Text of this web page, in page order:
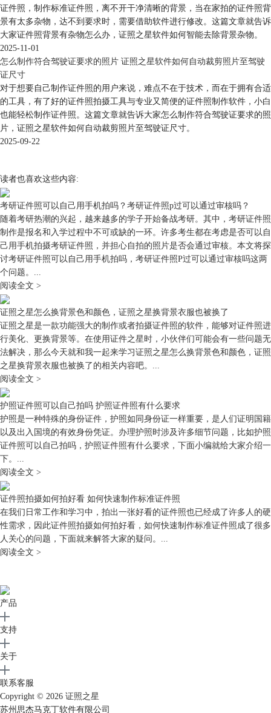
证件照，制作标准证件照，离不开干净清晰的背景，当在家拍的证件照背
景有太多杂物，达不到要求时，需要借助软件进行修改。这篇文章就告诉
大家证件照背景有杂物怎么办，证照之星软件如何智能去除背景杂物。
2025-11-01
怎么制作符合驾驶证要求的照片 证照之星软件如何自动裁剪照片至驾驶
证尺寸
对于想要自己制作证件照的用户来说，难点不在于技术，而在于拥有合适
的工具，有了好的证件照拍摄工具与专业又简便的证件照制作软件，小白
也能轻松制作证件照。这篇文章就告诉大家怎么制作符合驾驶证要求的照
片，证照之星软件如何自动裁剪照片至驾驶证尺寸。
2025-09-22
读者也喜欢这些内容:
考研证件照可以自己用手机拍吗？考研证件照p过可以通过审核吗？
随着考研热潮的兴起，越来越多的学子开始备战考研。其中，考研证件照
制作是报名和入学过程中不可或缺的一环。许多考生都在考虑是否可以自
己用手机拍摄考研证件照，并担心自拍的照片是否会通过审核。本文将探
讨考研证件照可以自己用手机拍吗，考研证件照P过可以通过审核吗这两
个问题。...
阅读全文 >
证照之星怎么换背景色和颜色，证照之星换背景衣服也被换了
证照之星是一款功能强大的制作或者拍摄证件照的软件，能够对证件照进
行美化、更换背景等。在使用证件之星时，小伙伴们可能会有一些问题无
法解决，那么今天就和我一起来学习证照之星怎么换背景色和颜色，证照
之星换背景衣服也被换了的相关内容吧。...
阅读全文 >
护照证件照可以自己拍吗 护照证件照有什么要求
护照是一种特殊的身份证件，护照如同身份证一样重要，是人们证明国籍
以及出入国境的有效身份凭证。办理护照时涉及许多细节问题，比如护照
证件照可以自己拍吗，护照证件照有什么要求，下面小编就给大家介绍一
下。...
阅读全文 >
证件照拍摄如何拍好看 如何快速制作标准证件照
在我们日常工作和学习中，拍出一张好看的证件照也已经成了许多人的硬
性需求，因此证件照拍摄如何拍好看，如何快速制作标准证件照成了很多
人关心的问题，下面就来解答大家的疑问。...
阅读全文 >
产品
支持
关于
联系客服
Copyright © 2026 证照之星
苏州思杰马克丁软件有限公司